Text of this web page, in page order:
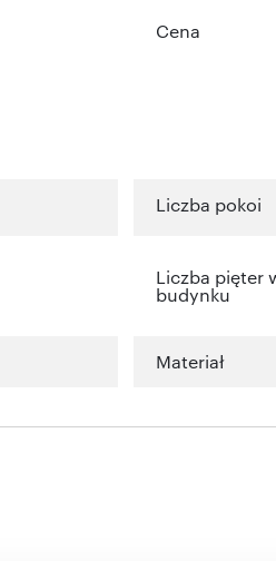
Cena
Liczba pokoi
Liczba pięter
budynku
Materiał